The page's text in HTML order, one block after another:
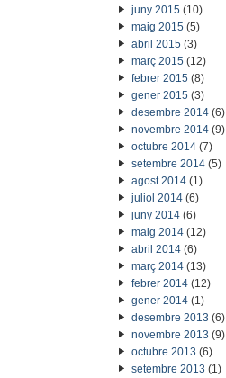
juny 2015(10)
maig 2015(5)
abril 2015(3)
març 2015(12)
febrer 2015(8)
gener 2015(3)
desembre 2014(6)
novembre 2014(9)
octubre 2014(7)
setembre 2014(5)
agost 2014(1)
juliol 2014(6)
juny 2014(6)
maig 2014(12)
abril 2014(6)
març 2014(13)
febrer 2014(12)
gener 2014(1)
desembre 2013 (6)
novembre 2013 (9)
octubre 2013 (6)
setembre 2013 (1)